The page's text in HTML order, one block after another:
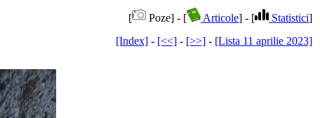
[ Poze] - [ Articole] - [ Statistici]
[Index] - [<<] - [>>] - [Lista 11 aprilie 2023]